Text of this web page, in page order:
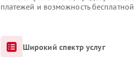
платежей и возможность
Широкий спектр услуг